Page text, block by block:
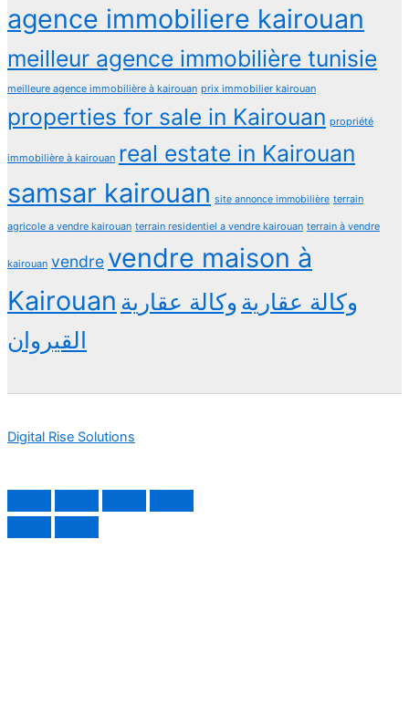
agence immobiliere kairouan
meilleur agence immobilière tunisie
meilleure agence immobilière à kairouan prix immobilier kairouan
properties for sale in Kairouan propriété
immobilière à kairouan real estate in Kairouan
samsar kairouan site annonce immobilière terrain
agricole a vendre kairouan terrain residentiel a vendre kairouan terrain à vendre
kairouan vendre vendre maison à
Kairouan
وكالة عقارية وكالة عقارية
القيروان
Digital Rise Solutions